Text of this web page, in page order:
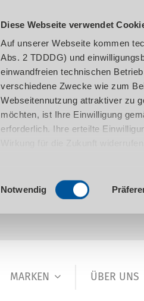
Diese Webseite verwendet
Auf unserer Webseite kommen
Abs. 2 TDDDG) und
einwandfreien technischen
verschiedene Zwecke wie zum
Webseitennutzung attraktiver zu
möchten, ist Ihre Einwilligung
erforderlich. Ihre erteilte
Einwilligungsauswahl
Notwendig
MARKEN ÜBER UNS